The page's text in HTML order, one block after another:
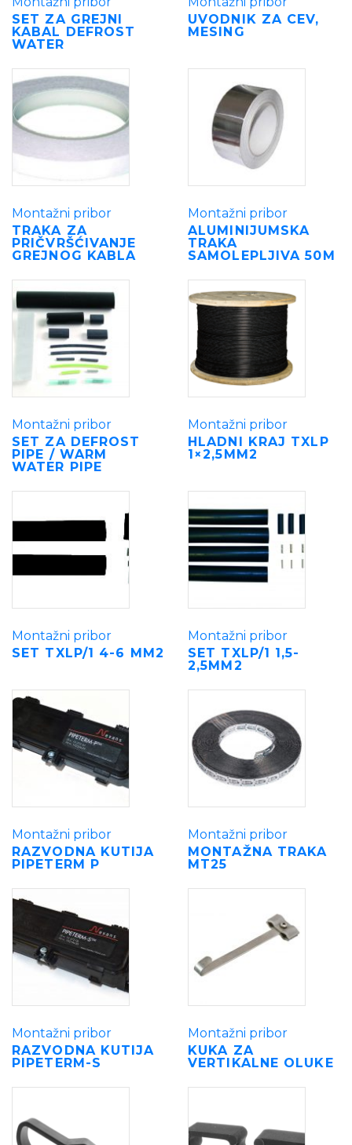
SET ZA GREJNI
KABAL DEFROST
WATER
UVODNIK ZA CEV,
MESING
Montažni pribor
TRAKA ZA
PRIČVRŠĆIVANJE
GREJNOG KABLA
Montažni pribor
ALUMINIJUMSKA
TRAKA
SAMOLEPLJIVA 50M
Montažni pribor
SET ZA DEFROST
PIPE / WARM
WATER PIPE
Montažni pribor
HLADNI KRAJ TXLP
1×2,5MM2
Montažni pribor
SET TXLP/1 4-6 MM2
Montažni pribor
SET TXLP/1 1,5-
2,5MM2
Montažni pribor
RAZVODNA KUTIJA
PIPETERM P
Montažni pribor
MONTAŽNA TRAKA
MT25
Montažni pribor
RAZVODNA KUTIJA
PIPETERM-S
Montažni pribor
KUKA ZA
VERTIKALNE OLUKE